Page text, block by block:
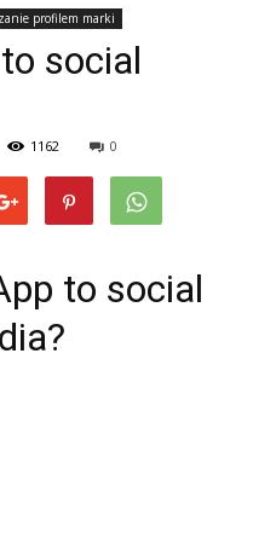
profilem marki
social
1162 0
to social